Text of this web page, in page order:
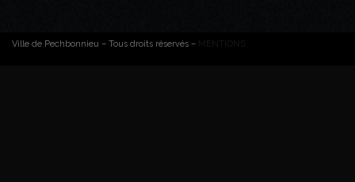
Ville de Pechbonnieu – Tous droits réservés – MENTIONS